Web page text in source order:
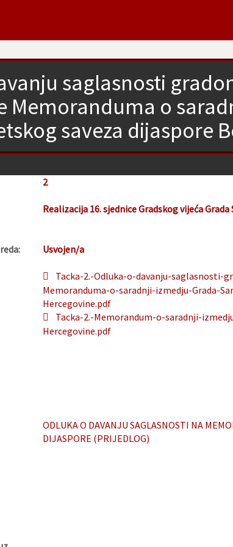
saglasnosti
Memoranduma o
saveza dijaspore
2
Realizacija 16. sjednice Gradskog vijeća Grada
Usvojen/a
Tacka-2.-Odluka-o-davanju-saglasnosti-
Memoranduma-o-saradnji-izmedju-Grada-
Hercegovine.pdf
Tacka-2.-Memorandum-o-saradnji-
Hercegovine.pdf
ODLUKA O DAVANJU SAGLASNOSTI NA
DIJASPORE (PRIJEDLOG)